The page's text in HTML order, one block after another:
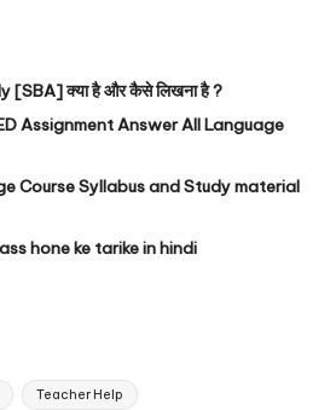
[SBA] क्या है और कैसे लिखना है ?
Assignment Answer All Language
Course Syllabus and Study material
hone ke tarike in hindi
Teacher Help